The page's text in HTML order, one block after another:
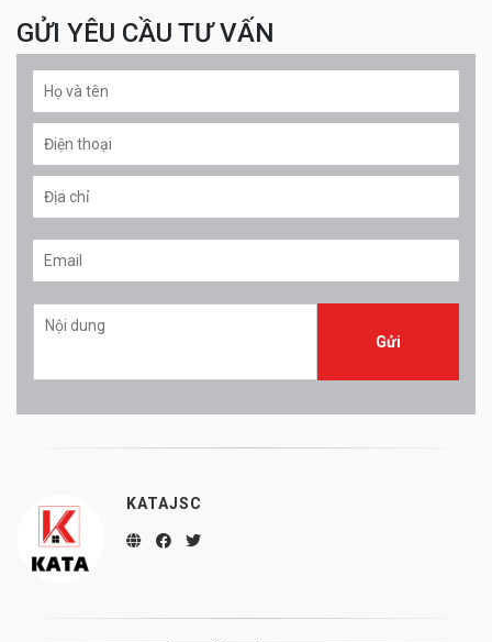
GỬI YÊU CẦU TƯ VẤN
KATAJSC